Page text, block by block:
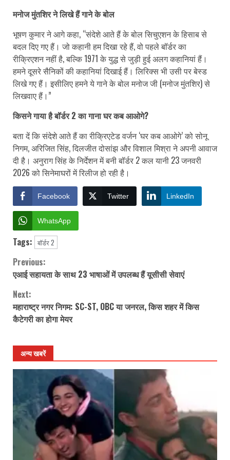
मनोज मुंतशिर ने लिखे हैं गाने के बोल
भूषण कुमार ने आगे कहा, “संदेशे आते हैं के बोल सिचुएशन के हिसाब से
बदल दिए गए हैं। जो कहानी हम दिखा रहे हैं, वो पहले बॉर्डर का
रीक्रिएशन नहीं है, बल्कि 1971 के युद्ध से जुड़ी हुई अलग कहानियां हैं।
हमने दूसरे सैनिकों की कहानियां दिखाई हैं। लिरिक्स भी उसी पर बेस्ड
लिखे गए हैं। इसीलिए हमने ये गाने के बोल मनोज जी (मनोज मुंतशिर) से
लिखवाए हैं।”
किसने गाया है बॉर्डर 2 का गाना घर कब आओगे?
बता दें कि संदेशे आते हैं का रीक्रिएटेड वर्जन ‘घर कब आओगे’ को सोनू
निगम, अरिजित सिंह, दिलजीत दोसांझ और विशाल मिश्रा ने अपनी आवाज
दी है। अनुराग सिंह के निर्देशन में बनी बॉर्डर 2 कल यानी 23 जनवरी
2026 को सिनेमाघरों में रिलीज हो रही है।
Facebook Twitter LinkedIn
WhatsApp
Tags: बॉर्डर 2
Continue
Reading
Previous:
एआई सहायता के साथ 23 भाषाओं में उपलब्ध हैं यूसीसी सेवाएं
Next:
महाराष्ट्र नगर निगम: SC-ST, OBC या जनरल, किस शहर में किस
कैटेगरी का होगा मेयर
अन्य खबरें